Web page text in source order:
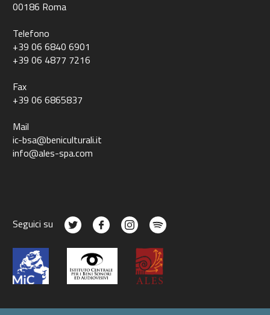
00186 Roma
Telefono
+39 06 6840 6901
+39 06 4877 7216
Fax
+39 06 6865837
Mail
ic-bsa@beniculturali.it
info@ales-spa.com
Seguici su